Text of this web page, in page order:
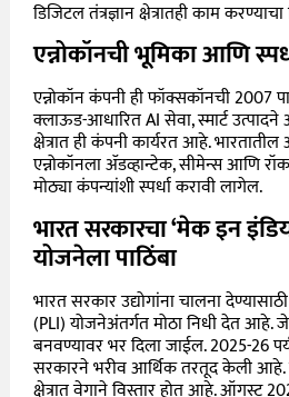
डिजिटल तंत्रज्ञान क्षेत्रातही काम
एन्नोकॉनची भूमिका आणि
एन्नोकॉन कंपनी ही फॉक्सकॉनची 2007
क्लाऊड-आधारित AI सेवा, स्मार्ट
क्षेत्रात ही कंपनी कार्यरत आहे.
एन्नोकॉनला ॲडव्हान्टेक, सीमेन्स आणि
मोठ्या कंपन्यांशी स्पर्धा करावी लागेल.
भारत सरकारचा ‘मेक इन
योजनेला पाठिंबा
भारत सरकार उद्योगांना चालना
(PLI) योजनेअंतर्गत मोठा निधी देत
बनवण्यावर भर दिला जाईल. 2025-26
सरकारने भरीव आर्थिक तरतूद केली आहे.
क्षेत्रात वेगाने विस्तार होत आहे. ऑगस्ट